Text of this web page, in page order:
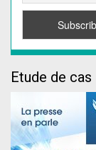
Etude de cas